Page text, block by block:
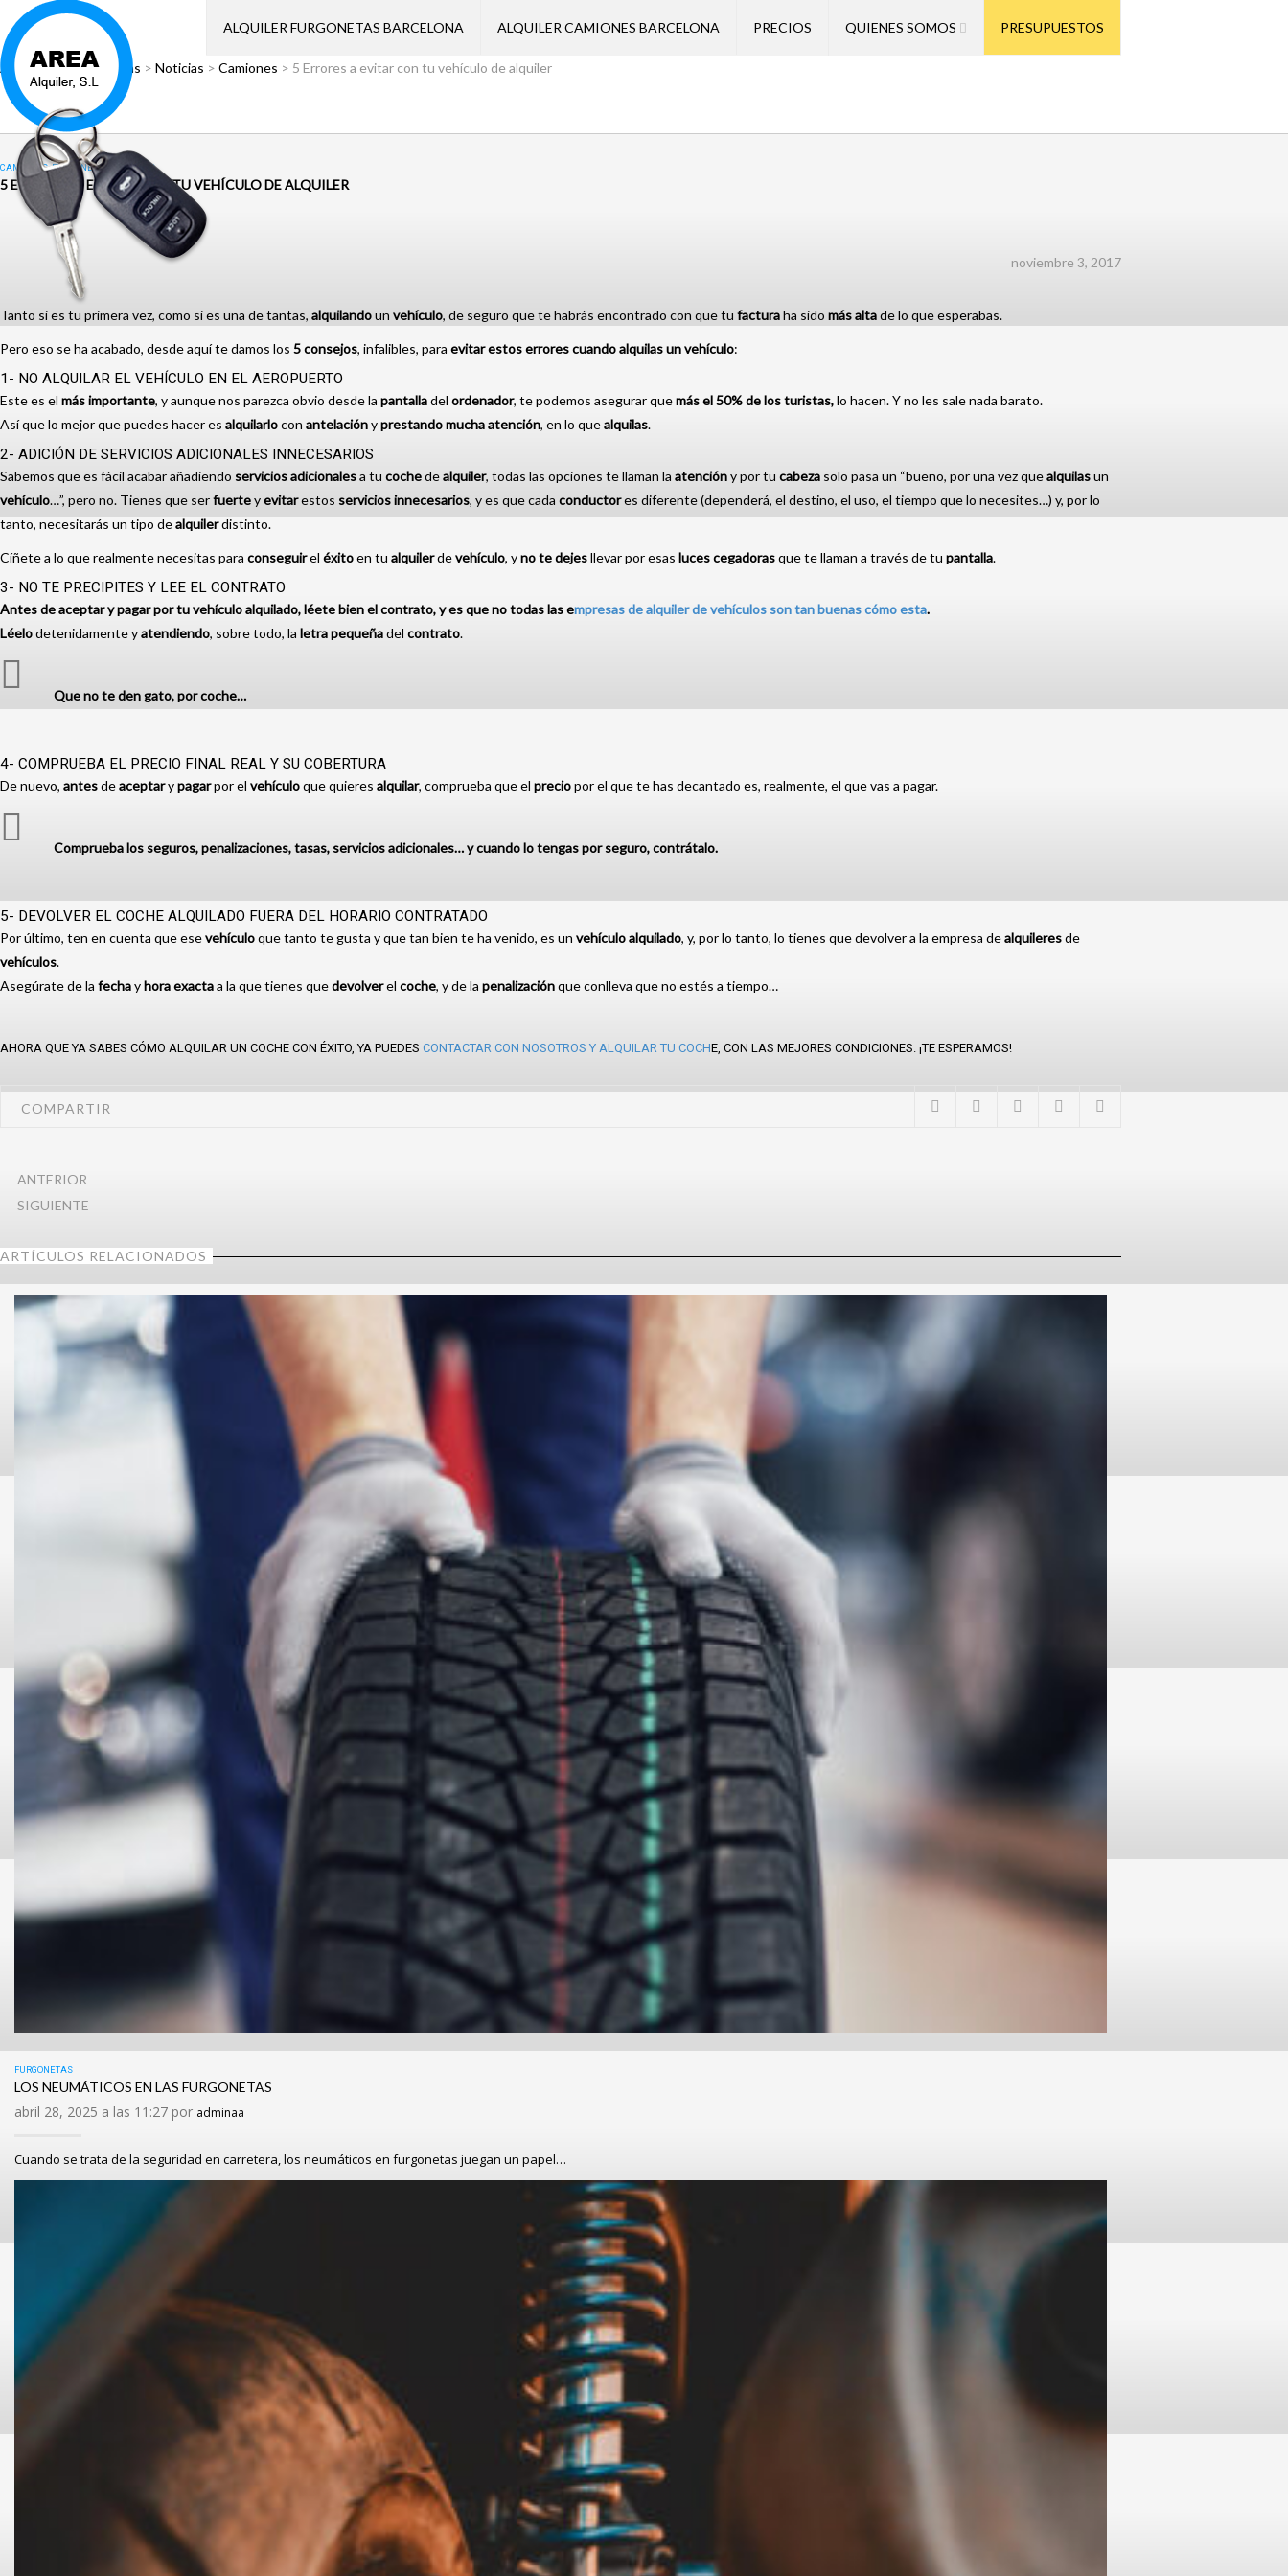
ALQUILER FURGONETAS BARCELONA ALQUILER CAMIONES BARCELONA PRECIOS QUIENES SOMOS PRESUPUESTOS
Área Alquiler>Noticias > Noticias > Camiones > 5 Errores a evitar con tu vehículo de alquiler
CAMIONES,FURGONETAS NOTICIAS
5 ERRORES A EVITAR CON TU VEHÍCULO DE ALQUILER
noviembre 3, 2017
Tanto si es tu primera vez, como si es una de tantas, alquilandoun vehículo, de seguro que te habrás encontrado con que tu facturaha sido más altade lo que esperabas.
Pero eso se ha acabado, desde aquí te damos los 5 consejos, infalibles, para evitar estos errores cuando alquilas un vehículo:
1- NO ALQUILAR EL VEHÍCULO EN EL AEROPUERTO
Este es el más importante, y aunque nos parezca obvio desde la pantalladel ordenador, te podemos asegurar quemás el 50% de los turistas,lo hacen. Y no les sale nada barato.
Así que lo mejor que puedes hacer es alquilarlocon antelaciónyprestando mucha atención, en lo quealquilas.
2- ADICIÓN DE SERVICIOS ADICIONALES INNECESARIOS
Sabemos que es fácil acabar añadiendo serviciosadicionalesa tu cochedealquiler, todas las opciones te llaman la atencióny por tu cabeza solo pasa un “bueno, por una vez quealquilasun
vehículo…”, pero no. Tienes que serfuerteyevitarestos servicios innecesarios, y es que cada conductores diferente (dependerá, el destino, el uso, el tiempo que lo necesites…) y, por lo
tanto, necesitarás un tipo dealquilerdistinto.
Cíñete a lo que realmente necesitas para conseguirel éxitoen tu alquilerdevehículo, yno te dejesllevar por esas luces cegadorasque te llaman a través de tu pantalla.
3- NO TE PRECIPITES Y LEE EL CONTRATO
Antes de aceptar y pagar por tu vehículo alquilado, léete bien el contrato, y es que no todas las empresas de alquiler de vehículos son tan buenas cómo esta.
Léelodetenidamente yatendiendo, sobre todo, la letrapequeñadel contrato.
Que no te den gato, por coche…
4- COMPRUEBA EL PRECIO FINAL REAL Y SU COBERTURA
De nuevo, antesdeaceptarypagarpor el vehículoque quieres alquilar, comprueba que el preciopor el que te has decantado es, realmente, el que vas a pagar.
Comprueba los seguros, penalizaciones, tasas, servicios adicionales… y cuando lo tengas por seguro, contrátalo.
5- DEVOLVER EL COCHE ALQUILADO FUERA DEL HORARIO CONTRATADO
Por último, ten en cuenta que esevehículoque tanto te gusta y que tan bien te ha venido, es un vehículo alquilado, y, por lo tanto, lo tienes que devolver a la empresa dealquileresde
vehículos.
Asegúrate de la fechayhora exactaa la que tienes quedevolverel coche, y de la penalizaciónque conlleva que no estés a tiempo…
AHORA QUE YA SABES CÓMO ALQUILAR UN COCHE CON ÉXITO, YA PUEDES CONTACTAR CON NOSOTROS Y ALQUILAR TU COCHE, CON LAS MEJORES CONDICIONES. ¡TE ESPERAMOS!
COMPARTIR
ANTERIOR
SIGUIENTE
ARTÍCULOS RELACIONADOS
FURGONETAS
LOS NEUMÁTICOS EN LAS FURGONETAS
abril 28, 2025 a las 11:27 por adminaa
Cuando se trata de la seguridad en carretera, los neumáticos en furgonetas juegan un papel…